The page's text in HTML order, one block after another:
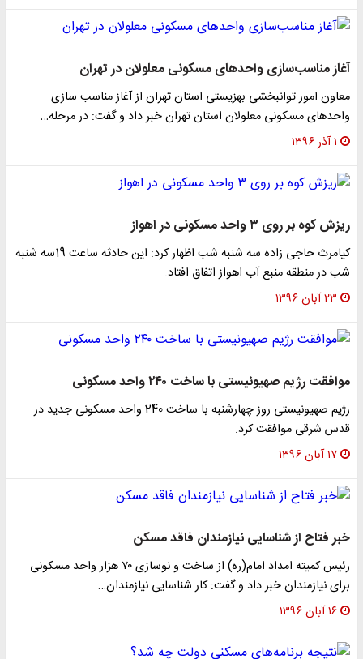
آغاز مناسب‌سازی واحدهای مسکونی معلولان در تهران
معاون امور توانبخشی بهزیستی استان تهران از آغاز مناسب سازی
واحدهای مسکونی معلولان استان تهران خبر داد و گفت: در مرحله…
۱ آذر ۱۳۹۶
ریزش کوه بر روی ۳ واحد مسکونی در اهواز
کیامرث حاجی زاده سه شنبه شب اظهار کرد: این حادثه ساعت 19سه شنبه
شب در منطقه منبع آب اهواز اتفاق افتاد.
۲۳ آبان ۱۳۹۶
موافقت رژیم صهیونیستی با ساخت ۲۴۰ واحد مسکونی
رژیم صهیونیستی روز چهارشنبه با ساخت 240 واحد مسکونی جدید در
قدس شرقی موافقت کرد.
۱۷ آبان ۱۳۹۶
خبر فتاح از شناسایی نیازمندان فاقد مسکن
رئیس کمیته امداد امام(ره) از ساخت و نوسازی ۷۰ هزار واحد مسکونی
برای نیازمندان خبر داد و گفت: کار شناسایی نیازمندان…
۱۶ آبان ۱۳۹۶